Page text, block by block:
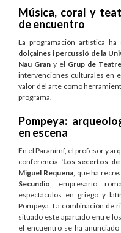
Música, coral y
de encuentro
La programación artística
dolçaines i percussió de la
Nau Grany el Grup de
intervenciones culturales en
valor del arte como
programa.
Pompeya:
en escena
En el Paranimf, el profesor y
conferencia ‘Los secertos de
Miguel Requena, que ha
Secundio , empresario
espectáculos en griego y
Pompeya. La combinación de
situado este apartado entre
el encuentro se ha